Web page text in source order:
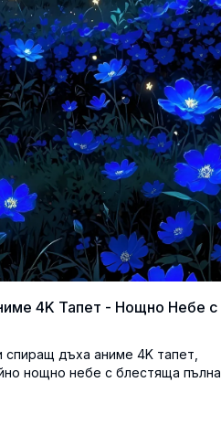
4K Тапет - Нощно Небе с
дъха аниме 4K тапет,
нощно небе с блестяща пълна